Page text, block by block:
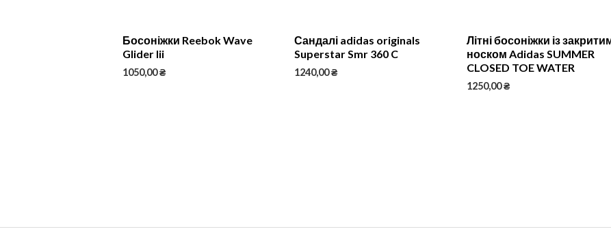
Босоніжки Reebok Wave
Glider Iii
1050,00₴
Сандалі adidas originals
Superstar Smr 360 C
1240,00₴
Літні босоніжки із
носком Adidas SUMMER
CLOSED TOE WATER
1250,00₴